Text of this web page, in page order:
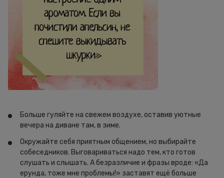
Больше гуляйте на свежем воздухе, оставив уютные
вечера на диване там, в зиме.
Окружайте себя приятным общением, но выбирайте
собеседников. Выговариваться надо тем, кто готов
слушать и слышать. А безразличие и фразы вроде: «Да
ерунда, тоже мне проблемы!» заставят ещё больше